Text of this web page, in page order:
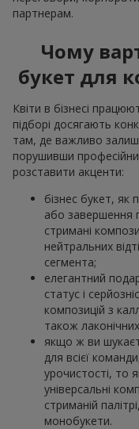
партнерам.
Чому
букет для
Квіти в бізнесі
підборі досягають
там, де важливо
порушивши
розставити акценти:
бізнес букет, як
або завершення
стримані
нейтральних
сегмента;
елегантний
статус і
композицій з
також
якщо ж ви
для всієї
урочистості, то
універсальні
стриманій
монобукети.